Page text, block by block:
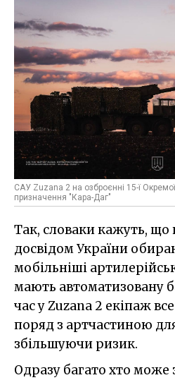
САУ Zuzana 2 на озброєнні 15-ї
призначення "Кара-Даг"
Так, словаки кажуть, що
досвідом України
мобільніші
мають автоматизовану
час у Zuzana 2 екіпаж
поряд з артчастиною
збільшуючи ризик.
Одразу багато хто може